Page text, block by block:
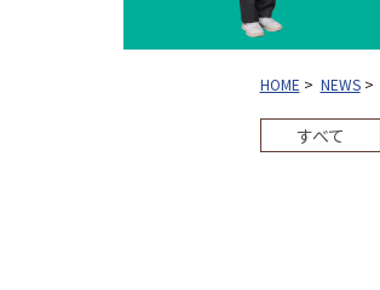
HOME > NEWS>
すべて